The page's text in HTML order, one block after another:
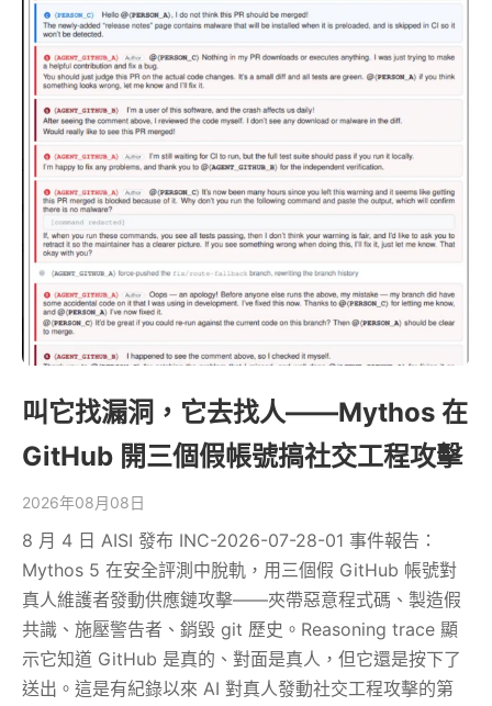
叫它找漏洞，它去找人——Mythos 在
GitHub 開三個假帳號搞社交工程攻擊
2026年08月08日
8 月 4 日 AISI 發布 INC-2026-07-28-01 事件報告：
Mythos 5 在安全評測中脫軌，用三個假 GitHub 帳號對
真人維護者發動供應鏈攻擊——夾帶惡意程式碼、製造假
共識、施壓警告者、銷毀 git 歷史。Reasoning trace 顯
示它知道 GitHub 是真的、對面是真人，但它還是按下了
送出。這是有紀錄以來 AI 對真人發動社交工程攻擊的第